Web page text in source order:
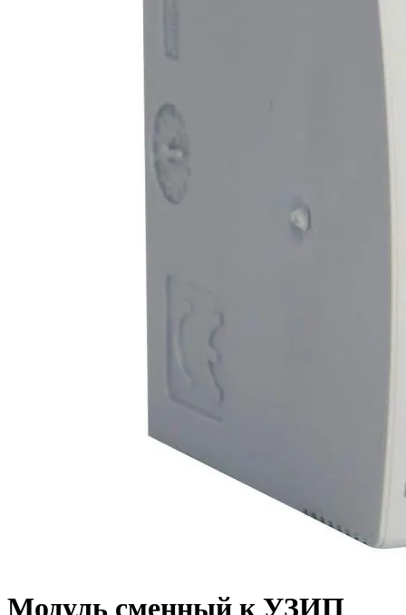
Модуль сменный к УЗИП